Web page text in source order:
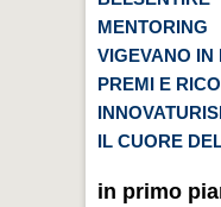
MENTORING
VIGEVANO IN
PREMI E
IL CUORE
in primo